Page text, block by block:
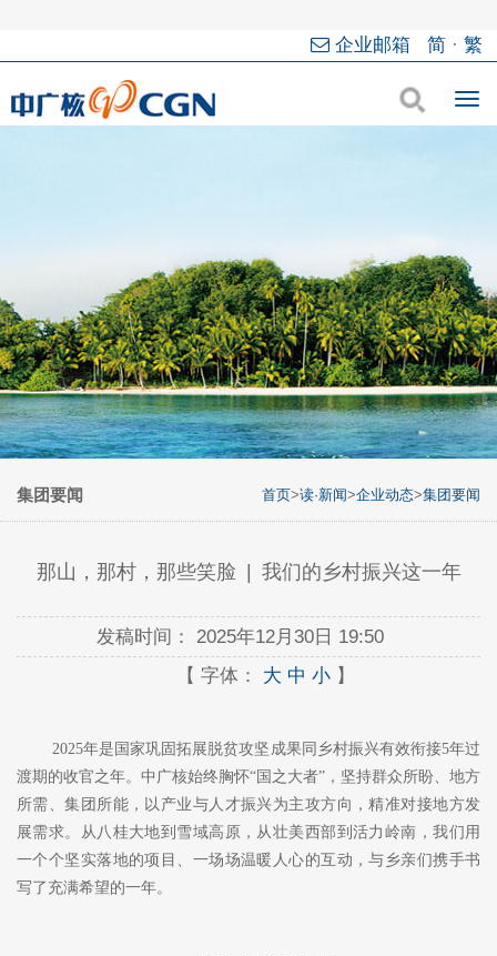
企业邮箱 简· 繁
首页>读·新闻>企业动态>集团要闻
集团要闻
那山，那村，那些笑脸 | 我们的乡村振兴这一年
发稿时间： 2025年12月30日 19:50
【 字体： 大 中 小】
2025年是国家巩固拓展脱贫攻坚成果同乡村振兴有效衔接5年过
渡期的收官之年。中广核始终胸怀“国之大者”，坚持群众所盼、地方
所需、集团所能 ，以产业与人才振兴为主攻方向，精准对接地方发
展需求。从八桂大地到雪域高原，从壮美西部到活力岭南 ，我们用
一个个坚实落地的项目、一场场温暖 人心的互动，与乡亲们携手书
写了充满希望的一年。